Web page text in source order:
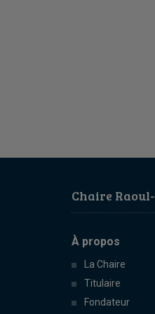
Chaire
À propos
La Chaire
Titulaire
Fondateur